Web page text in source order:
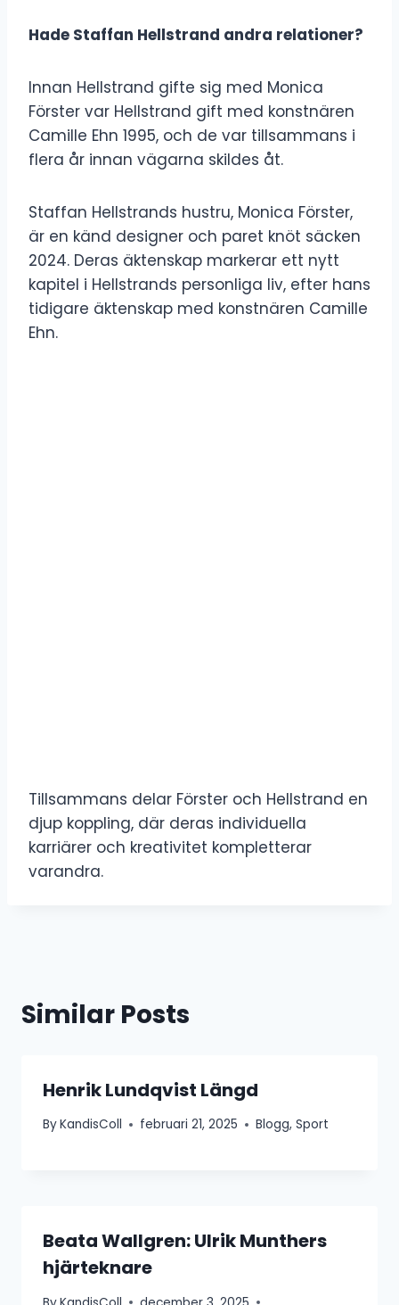
Hade Staffan Hellstrand andra relationer?
Innan Hellstrand gifte sig med Monica
Förster var Hellstrand gift med konstnären
Camille Ehn 1995, och de var tillsammans i
flera år innan vägarna skildes åt.
Staffan Hellstrands hustru, Monica Förster,
är en känd designer och paret knöt säcken
2024. Deras äktenskap markerar ett nytt
kapitel i Hellstrands personliga liv, efter hans
tidigare äktenskap med konstnären Camille
Ehn.
Tillsammans delar Förster och Hellstrand en
djup koppling, där deras individuella
karriärer och kreativitet kompletterar
varandra.
Similar Posts
Henrik Lundqvist Längd
ByKandisColl februari 21, 2025 Blogg,Sport
Beata Wallgren: Ulrik Munthers
hjärteknare